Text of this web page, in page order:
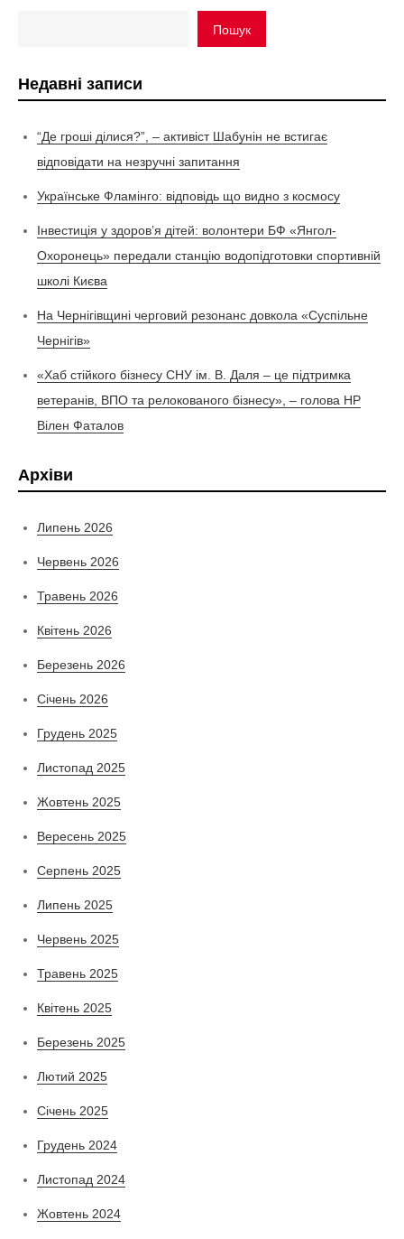
Пошук
Недавні записи
“Де гроші ділися?”, – активіст Шабунін не встигає
відповідати на незручні запитання
Українське Фламінго: відповідь що видно з космосу
Інвестиція у здоров’я дітей: волонтери БФ «Янгол-
Охоронець» передали станцію водопідготовки спортивній
школі Києва
На Чернігівщині черговий резонанс довкола «Суспільне
Чернігів»
«Хаб стійкого бізнесу СНУ ім. В. Даля – це підтримка
ветеранів, ВПО та релокованого бізнесу», – голова НР
Вілен Фаталов
Архіви
Липень 2026
Червень 2026
Травень 2026
Квітень 2026
Березень 2026
Січень 2026
Грудень 2025
Листопад 2025
Жовтень 2025
Вересень 2025
Серпень 2025
Липень 2025
Червень 2025
Травень 2025
Квітень 2025
Березень 2025
Лютий 2025
Січень 2025
Грудень 2024
Листопад 2024
Жовтень 2024